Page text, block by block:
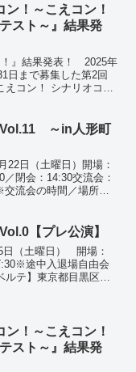
が主催する声劇台本
「こえコン...
ン！～こえコン！
スト～』結果発
！』結果発表！ 2025年
日まで募集した第2回
えコン！ シナリオコン
とうございました！
～in人形町
22日（土曜日）開場：
／閉会：14:30交流会：
流会の時間／場所は
【プレ公演】
日（土曜日） 開場：
途中入退場自由会
ルテ】東京都目黒区南
ン！～こえコン！
スト～』結果発